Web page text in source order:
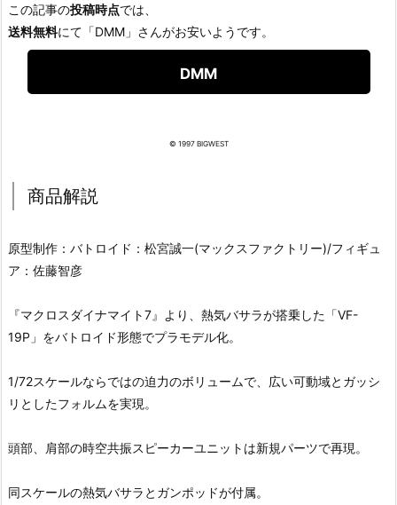
この記事の投稿時点では、
送料無料にて「DMM」さんがお安いようです。
DMM
© 1997 BIGWEST
商品解説
原型制作：バトロイド：松宮誠一(マックスファクトリー)/フィギュ
ア：佐藤智彦
『マクロスダイナマイト7』より、熱気バサラが搭乗した「VF-
19P」をバトロイド形態でプラモデル化。
1/72スケールならではの迫力のボリュームで、広い可動域とガッシ
リとしたフォルムを実現。
頭部、肩部の時空共振スピーカーユニットは新規パーツで再現。
同スケールの熱気バサラとガンポッドが付属。